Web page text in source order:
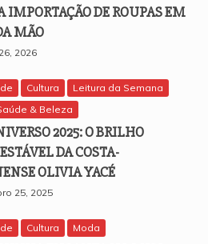
IMPORTAÇÃO DE ROUPAS EM
MÃO
2026
Cultura
Leitura da Semana
& Beleza
2025: O BRILHO
DA COSTA-
OLIVIA YACÉ
25, 2025
Cultura Moda